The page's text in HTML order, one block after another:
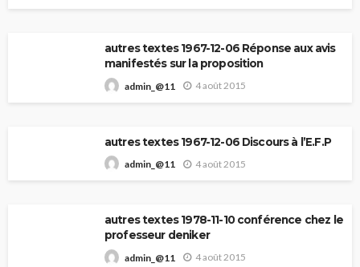
autres textes 1967-12-06 Réponse aux avis
manifestés sur la proposition
admin_@11 4 août 2015
autres textes 1967-12-06 Discours à l’E.F.P
admin_@11 4 août 2015
autres textes 1978-11-10 conférence chez le
professeur deniker
admin_@11 4 août 2015